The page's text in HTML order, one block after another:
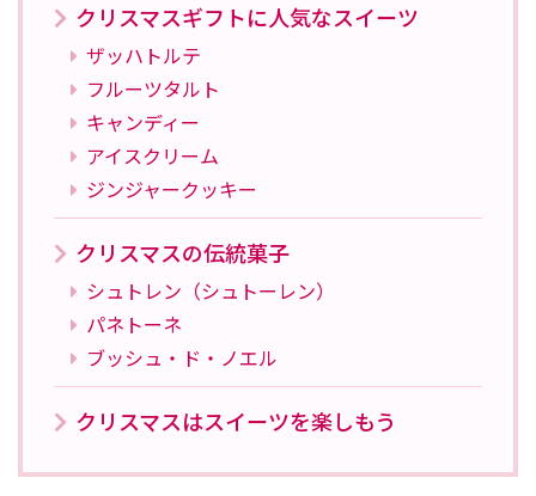
クリスマスギフトに人気なスイーツ
ザッハトルテ
フルーツタルト
キャンディー
アイスクリーム
ジンジャークッキー
クリスマスの伝統菓子
シュトレン（シュトーレン）
パネトーネ
ブッシュ・ド・ノエル
クリスマスはスイーツを楽しもう